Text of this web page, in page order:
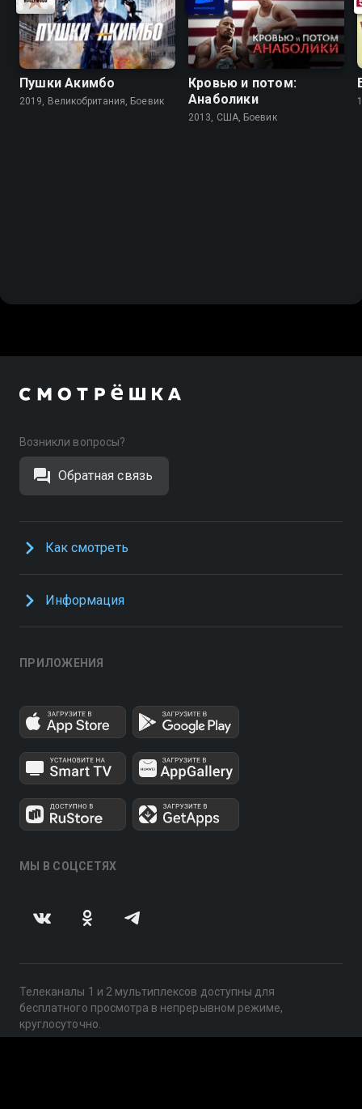
Пушки Акимбо
2019, Великобритания, Боевик
Кровью и потом:
Анаболики
2013, США, Боевик
Возникли вопросы?
Обратная связь
Как смотреть
Информация
ПРИЛОЖЕНИЯ
МЫ В СОЦСЕТЯХ
Телеканалы 1 и 2 мультиплексов доступны для
бесплатного просмотра в непрерывном режиме,
круглосуточно.